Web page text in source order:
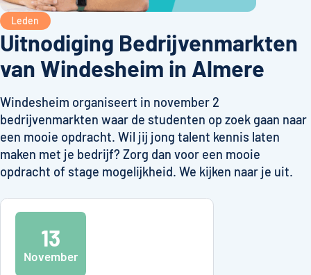
Leden
Uitnodiging Bedrijvenmarkten
van Windesheim in Almere
Windesheim organiseert in november 2
bedrijvenmarkten waar de studenten op zoek gaan naar
een mooie opdracht. Wil jij jong talent kennis laten
maken met je bedrijf? Zorg dan voor een mooie
opdracht of stage mogelijkheid. We kijken naar je uit.
13
November